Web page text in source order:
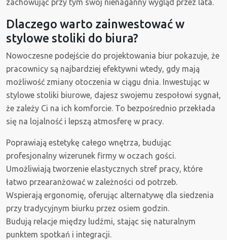
zachowując przy tym swój nienaganny wygląd przez lata.
Dlaczego warto zainwestować w
stylowe stoliki do biura?
Nowoczesne podejście do projektowania biur pokazuje, że
pracownicy są najbardziej efektywni wtedy, gdy mają
możliwość zmiany otoczenia w ciągu dnia. Inwestując w
stylowe stoliki biurowe, dajesz swojemu zespołowi sygnał,
że zależy Ci na ich komforcie. To bezpośrednio przekłada
się na lojalność i lepszą atmosferę w pracy.
Poprawiają estetykę całego wnętrza, budując
profesjonalny wizerunek firmy w oczach gości.
Umożliwiają tworzenie elastycznych stref pracy, które
łatwo przearanżować w zależności od potrzeb.
Wspierają ergonomię, oferując alternatywę dla siedzenia
przy tradycyjnym biurku przez osiem godzin.
Budują relacje między ludźmi, stając się naturalnym
punktem spotkań i integracji.